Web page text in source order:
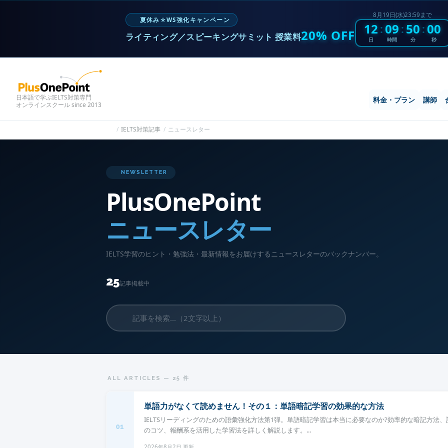
夏休み☆WS強化キャンペーン
ライティング／スピーキングサミット 授業料20% OFF
8月19日(水)23:59まで
12
日
:09
時間
: 49
分
:59
秒
日本語で学ぶIELTS対策専門
オンラインスクール since 2013
料金・プラン 講師
IELTS対策記事 ニュースレター
NEWSLETTER
PlusOnePoint
ニュースレター
IELTS学習のヒント・勉強法・最新情報をお届けするニュースレターのバックナンバー。
25記事掲載中
ALL ARTICLES — 25 件
01
単語力がなくて読めません！その１：単語暗記学習の効果的な方法
IELTSリーディングのための語彙強化方法第1弾。単語暗記学習は本当に必要なのか?効率的な暗記方法
のコツ、報酬系を活用した学習法を詳しく解説します。...